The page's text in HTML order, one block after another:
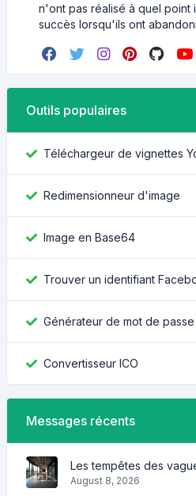
n'ont pas réalisé à quel point
succès lorsqu'ils ont
Outils populaires
Téléchargeur de vignettes
Redimensionneur d'image
Image en Base64
Trouver un identifiant
Générateur de mot de passe
Convertisseur ICO
Messages récents
Les tempêtes des
August 8, 2026